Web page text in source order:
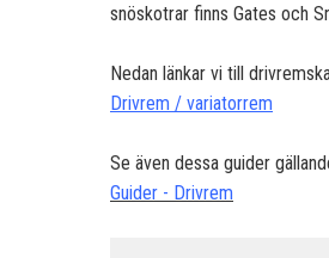
snöskotrar finns Gates och
Nedan länkar vi till
Drivrem / variatorrem
Se även dessa guider
Guider - Drivrem